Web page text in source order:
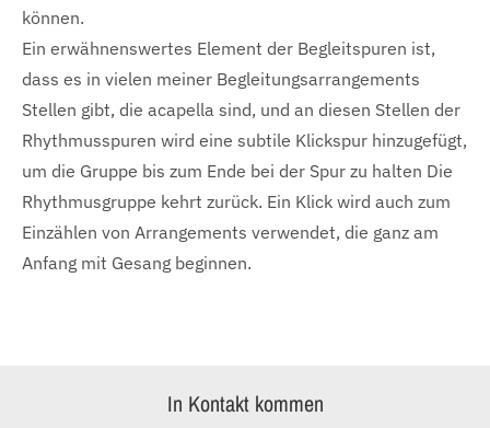
können.
Ein erwähnenswertes Element der Begleitspuren ist,
dass es in vielen meiner Begleitungsarrangements
Stellen gibt, die acapella sind, und an diesen Stellen der
Rhythmusspuren wird eine subtile Klickspur hinzugefügt,
um die Gruppe bis zum Ende bei der Spur zu halten Die
Rhythmusgruppe kehrt zurück. Ein Klick wird auch zum
Einzählen von Arrangements verwendet, die ganz am
Anfang mit Gesang beginnen.
In Kontakt kommen